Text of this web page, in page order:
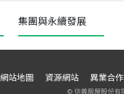
集團與永續發展
網站地圖 資源網站 異業合
©信義房屋股份有